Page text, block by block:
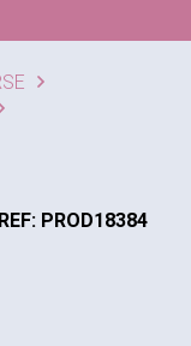
REF: PROD18384